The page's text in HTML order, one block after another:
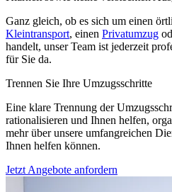
Ganz gleich, ob es sich um einen
Kleintransport, einen Privatumzug
handelt, unser Team ist jederzeit
für Sie da.
Trennen Sie Ihre Umzugsschritte
Eine klare Trennung der
rationalisieren und Ihnen helfen,
mehr über unsere umfangreichen
Ihnen helfen können.
Jetzt Angebote anfordern